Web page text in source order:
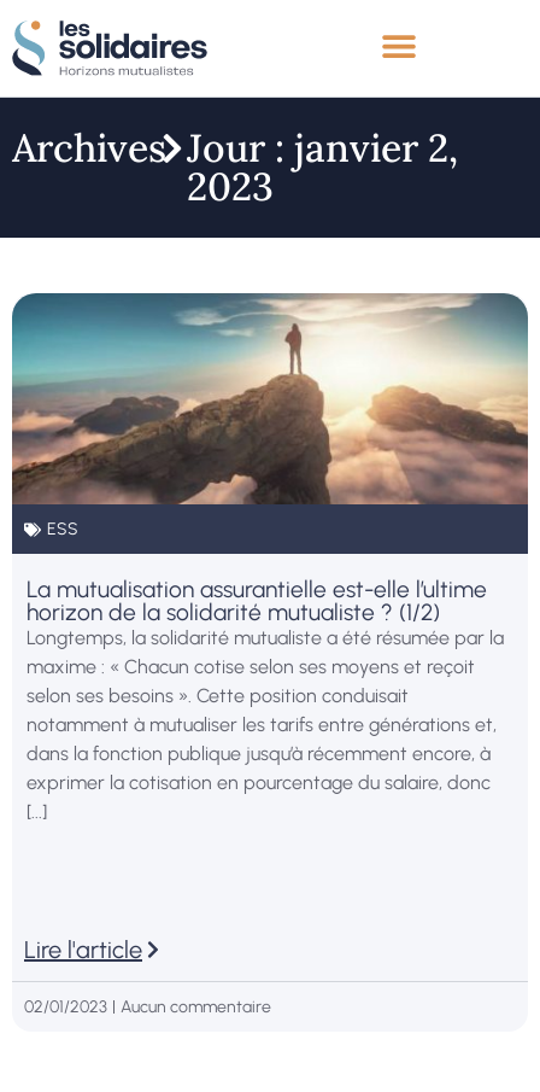
Archives Jour : janvier 2,
2023
ESS
La mutualisation assurantielle est-elle l’ultime
horizon de la solidarité mutualiste ? (1/2)
Longtemps, la solidarité mutualiste a été résumée par la
maxime : « Chacun cotise selon ses moyens et reçoit
selon ses besoins ». Cette position conduisait
notamment à mutualiser les tarifs entre générations et,
dans la fonction publique jusqu’à récemment encore, à
exprimer la cotisation en pourcentage du salaire, donc
[...]
Lire l'article
02/01/2023 Aucun commentaire